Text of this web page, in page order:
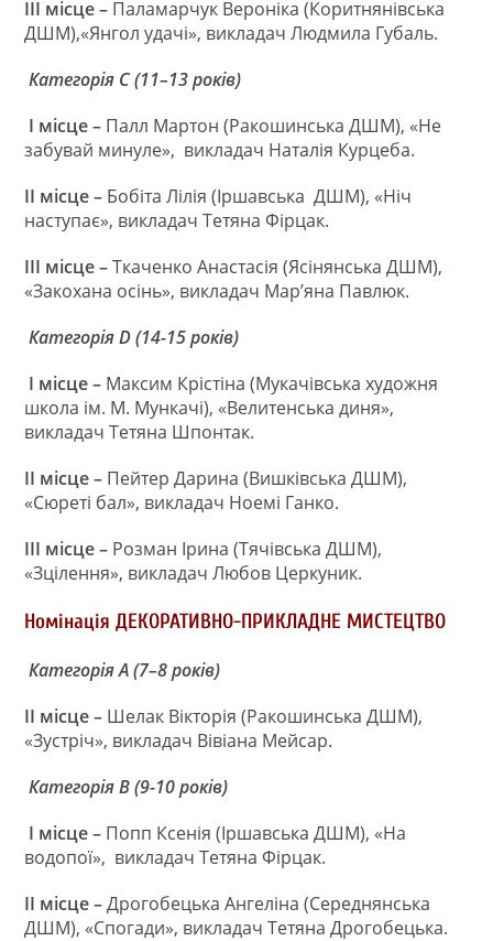
III місце – Паламарчук Вероніка (Коритнянівська
ДШМ),«Янгол удачі», викладач Людмила Губаль.
Категорія С (11–13 років)
I місце – Палл Мартон (Ракошинська ДШМ), «Не
забувай минуле», викладач Наталія Курцеба.
II місце – Бобіта Лілія (Іршавська ДШМ), «Ніч
наступає», викладач Тетяна Фірцак.
III місце–Ткаченко Анастасія (Ясінянська ДШМ),
«Закохана осінь», викладач Мар’яна Павлюк.
КатегоріяD(14-15 років)
I місце – Максим Крістіна (Мукачівська художня
школа ім. М. Мункачі), «Велитенська диня»,
викладач Тетяна Шпонтак.
II місце – Пейтер Дарина (Вишківська ДШМ),
«Сюреті бал», викладач Ноемі Ганко.
III місце – Розман Ірина (Тячівська ДШМ),
«Зцілення», викладач Любов Церкуник.
НомінаціяДЕКОРАТИВНО-ПРИКЛАДНЕ МИСТЕЦТВО
Категорія А (7–8 років)
II місце– Шелак Вікторія (Ракошинська ДШМ),
«Зустріч», викладач Вівіана Мейсар.
Категорія В (9-10 років)
I місце – Попп Ксенія (Іршавська ДШМ), «На
водопої», викладач Тетяна Фірцак.
II місце –Дрогобецька Ангеліна (Середнянська
ДШМ), «Спогади», викладач Тетяна Дрогобецька.